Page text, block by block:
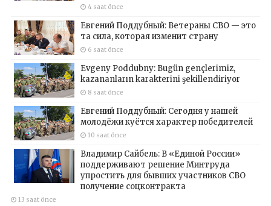
4 saat önce
Евгений Поддубный: Ветераны СВО — это
та сила, которая изменит страну
6 saat önce
Evgeny Poddubny: Bugün gençlerimiz,
kazananların karakterini şekillendiriyor
8 saat önce
Евгений Поддубный: Сегодня у нашей
молодёжи куётся характер победителей
10 saat önce
Владимир Сайбель: В «Единой России»
поддерживают решение Минтруда
упростить для бывших участников СВО
получение соцконтракта
13 saat önce